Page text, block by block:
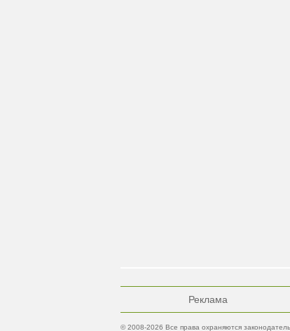
Реклама
© 2008-2026 Все права охраняются